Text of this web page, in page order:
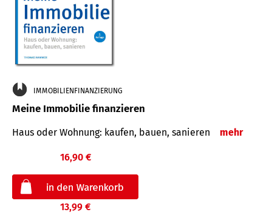
IMMOBILIENFINANZIERUNG
Meine Immobilie finanzieren
Haus oder Wohnung: kaufen, bauen, sanieren mehr
16,90 €
13,99 €